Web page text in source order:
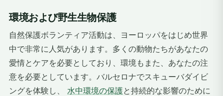
環境および野生生物保護
自然保護ボランティア活動は、ヨーロッパをはじめ世界
中で非常に人気があります。多くの動物たちがあなたの
愛情とケアを必要としており、環境もまた、あなたの注
意を必要としています。バルセロナでスキューバダイビ
ングを体験し、 水中環境の保護と持続的な影響のために